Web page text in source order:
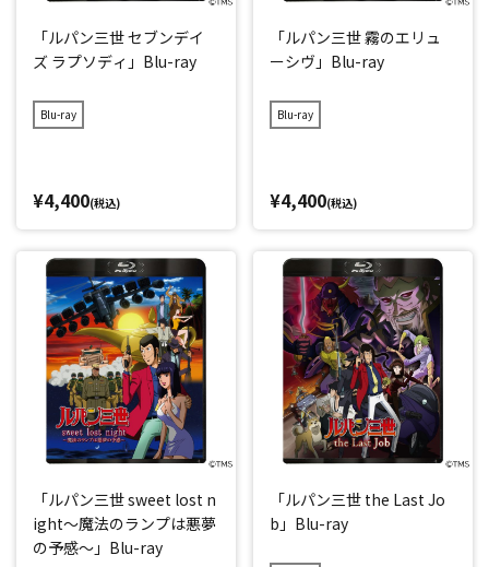
「ルパン三世 セブンデイ
ズ ラプソディ」Blu-ray
Blu-ray
¥4,400(税込)
「ルパン三世 霧のエリュ
ーシヴ」Blu-ray
Blu-ray
¥4,400(税込)
「ルパン三世 sweet lost n
ight～魔法のランプは悪夢
の予感～」Blu-ray
「ルパン三世 the Last Jo
b」Blu-ray